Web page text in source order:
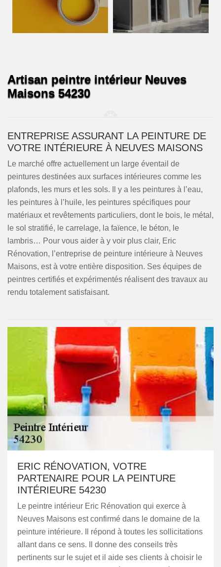
Artisan peintre intérieur Neuves
Maisons 54230
ENTREPRISE ASSURANT LA PEINTURE DE
VOTRE INTÉRIEURE À NEUVES MAISONS
Le marché offre actuellement un large éventail de
peintures destinées aux surfaces intérieures comme les
plafonds, les murs et les sols. Il y a les peintures à l’eau,
les peintures à l’huile, les peintures spécifiques pour
matériaux et revêtements particuliers, dont le bois, le métal,
le sol stratifié, le carrelage, la faïence, le béton, le
lambris… Pour vous aider à y voir plus clair, Eric
Rénovation, l’entreprise de peinture intérieure à Neuves
Maisons, est à votre entière disposition. Ses équipes de
peintres certifiés et expérimentés réalisent des travaux au
rendu totalement satisfaisant.
ERIC RÉNOVATION, VOTRE
PARTENAIRE POUR LA PEINTURE
INTÉRIEURE 54230
Le peintre intérieur Eric Rénovation qui exerce à
Neuves Maisons est confirmé dans le domaine de la
peinture intérieure. Il répond à toutes les sollicitations
allant dans ce sens. Il donne des conseils très
pertinents sur le sujet et il aide ses clients à choisir le